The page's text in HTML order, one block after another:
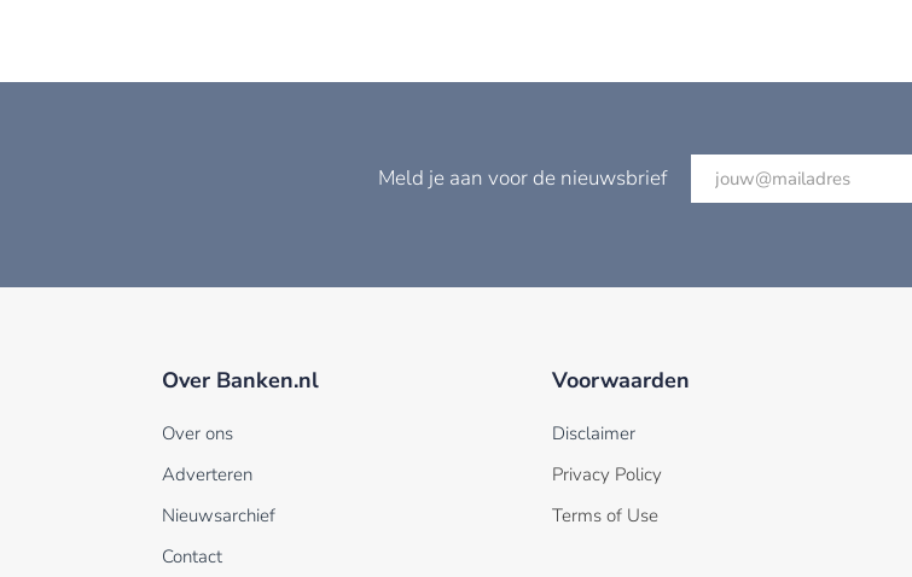
Meld je aan voor de nieuwsbrief
Over Banken.nl
Over ons
Adverteren
Nieuwsarchief
Contact
Voorwaarden
Disclaimer
Privacy Policy
Terms of Use